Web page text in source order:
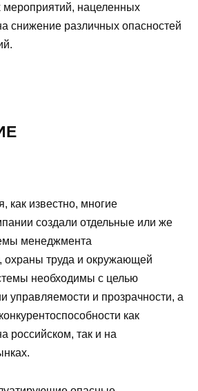
нацеленных
снижение различных опасностей
как известно, многие
создали отдельные или же
менеджмента
охраны труда и окружающей
необходимы с целью
управляемости и прозрачности, а
как
российском, так и на